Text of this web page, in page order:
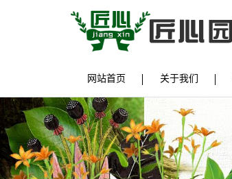
网站首页 关于我们